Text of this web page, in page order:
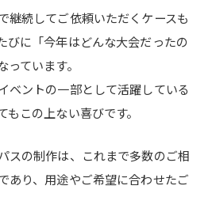
継続してご依頼いただくケースも
びに「今年はどんな大会だったの
ています。
ベントの一部として活躍している
この上ない喜びです。
スの制作は、これまで多数のご相
あり、用途やご希望に合わせたご